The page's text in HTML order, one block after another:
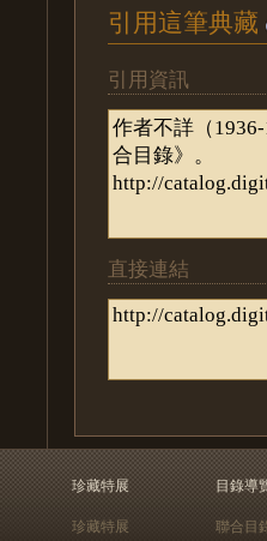
引用這筆典藏
引用資訊
直接連結
珍藏特展
珍藏特展
目錄導
聯合目